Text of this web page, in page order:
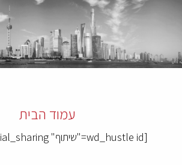
עמוד הבית
[wd_hustle id="שיתוף" type="social_sharing"]